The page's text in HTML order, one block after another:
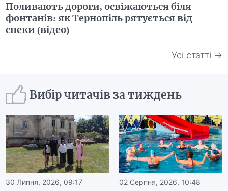
Поливають дороги, освіжаються біля
фонтанів: як Тернопіль рятується від
спеки (відео)
Усі статті →
Вибір читачів за тиждень
30 Липня, 2026, 09:17 02 Серпня, 2026, 10:48